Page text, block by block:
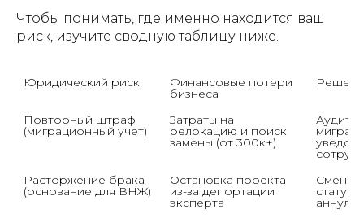
Чтобы понимать, где именно находится ваш
риск, изучите сводную таблицу ниже.
Юридический риск Финансовые потери
бизнеса
Повторный штраф
(миграционный учет)
Затраты на
релокацию и поиск
замены (от 300к+)
Аудит
Расторжение брака
(основание для ВНЖ)
Остановка проекта
из-за депортации
эксперта
Смена